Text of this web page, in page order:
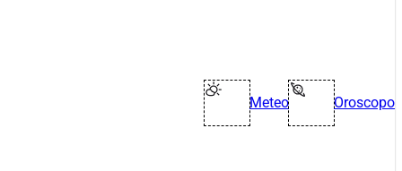
Meteo Oroscopo